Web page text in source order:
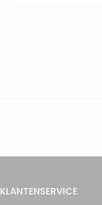
KLANTENSERVICE